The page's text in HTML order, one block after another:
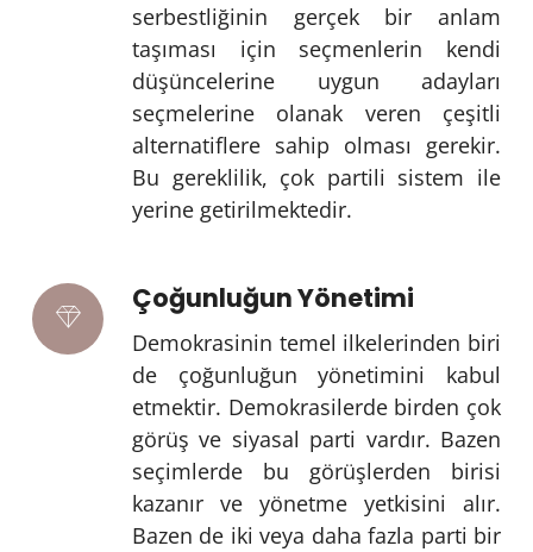
serbestliğinin gerçek bir anlam
taşıması için seçmenlerin kendi
düşüncelerine uygun adayları
seçmelerine olanak veren çeşitli
alternatiflere sahip olması gerekir.
Bu gereklilik, çok partili sistem ile
yerine getirilmektedir.
Çoğunluğun Yönetimi
Demokrasinin temel ilkelerinden biri
de çoğunluğun yönetimini kabul
etmektir. Demokrasilerde birden çok
görüş ve siyasal parti vardır. Bazen
seçimlerde bu görüşlerden birisi
kazanır ve yönetme yetkisini alır.
Bazen de iki veya daha fazla parti bir